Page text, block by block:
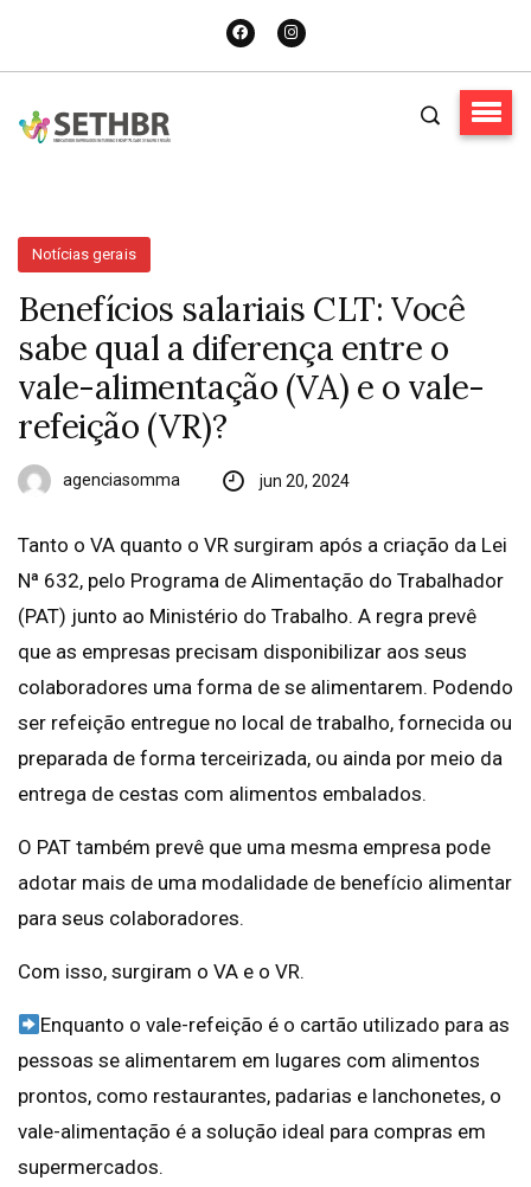
Notícias gerais
Benefícios salariais CLT: Você
sabe qual a diferença entre o
vale-alimentação (VA) e o vale-
refeição (VR)?
agenciasomma jun 20, 2024
Tanto o VA quanto o VR surgiram após a criação da Lei
Nª 632, pelo Programa de Alimentação do Trabalhador
(PAT) junto ao Ministério do Trabalho. A regra prevê
que as empresas precisam disponibilizar aos seus
colaboradores uma forma de se alimentarem. Podendo
ser refeição entregue no local de trabalho, fornecida ou
preparada de forma terceirizada, ou ainda por meio da
entrega de cestas com alimentos embalados.
O PAT também prevê que uma mesma empresa pode
adotar mais de uma modalidade de benefício alimentar
para seus colaboradores.
Com isso, surgiram o VA e o VR.
Enquanto o vale-refeição é o cartão utilizado para as
pessoas se alimentarem em lugares com alimentos
prontos, como restaurantes, padarias e lanchonetes, o
vale-alimentação é a solução ideal para compras em
supermercados.